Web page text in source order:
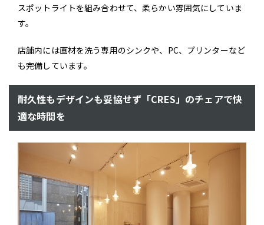
スポットライトを組み合わせて、柔らかい雰囲気にしていま
す。
店舗内には画材を洗う専用のシンクや、PC、プリンターなど
も完備しています。
耐久性もデザインも妥協せず「CRES」のチェアで快
適な時間を